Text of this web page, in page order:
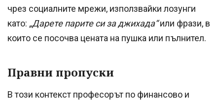
чрез социалните мрежи, използвайки лозунги
като: „Дарете парите си за джихада“или фрази, в
които се посочва цената на пушка или пълнител.
Правни пропуски
В този контекст професорът по финансово и